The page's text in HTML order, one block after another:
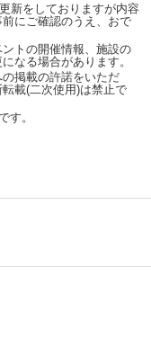
新をしておりますが内容
にご確認のうえ、おで
トの開催情報、施設の
なる場合があります。
掲載の許諾をいただ
載(二次使用)は禁止で
す。